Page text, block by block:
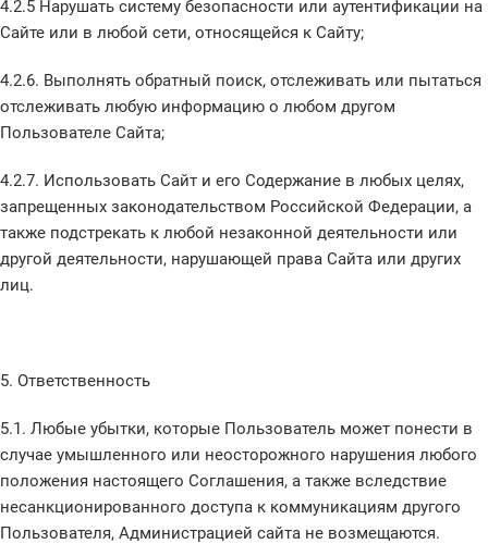
4.2.5 Нарушать систему безопасности или аутентификации на
Сайте или в любой сети, относящейся к Сайту;
4.2.6. Выполнять обратный поиск, отслеживать или пытаться
отслеживать любую информацию о любом другом
Пользователе Сайта;
4.2.7. Использовать Сайт и его Содержание в любых целях,
запрещенных законодательством Российской Федерации, а
также подстрекать к любой незаконной деятельности или
другой деятельности, нарушающей права Сайта или других
лиц.
5. Ответственность
5.1. Любые убытки, которые Пользователь может понести в
случае умышленного или неосторожного нарушения любого
положения настоящего Соглашения, а также вследствие
несанкционированного доступа к коммуникациям другого
Пользователя, Администрацией сайта не возмещаются.